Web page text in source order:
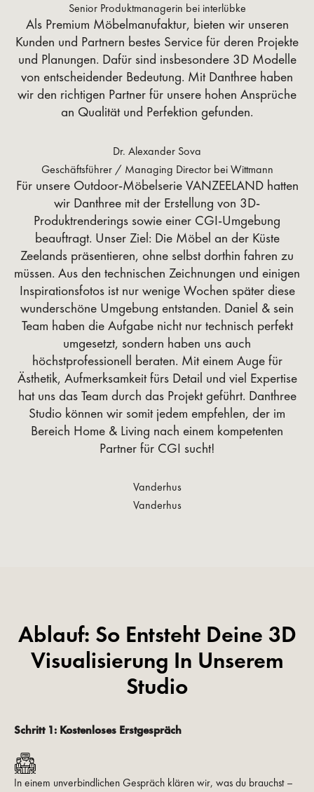
Senior Produktmanagerin bei interlübke
Als Premium Möbelmanufaktur, bieten wir unseren
Kunden und Partnern bestes Service für deren Projekte
und Planungen. Dafür sind insbesondere 3D Modelle
von entscheidender Bedeutung. Mit Danthree haben
wir den richtigen Partner für unsere hohen Ansprüche
an Qualität und Perfektion gefunden.
Dr. Alexander Sova
Geschäftsführer / Managing Director bei Wittmann
Für unsere Outdoor-Möbelserie VANZEELAND hatten
wir Danthree mit der Erstellung von 3D-
Produktrenderings sowie einer CGI-Umgebung
beauftragt. Unser Ziel: Die Möbel an der Küste
Zeelands präsentieren, ohne selbst dorthin fahren zu
müssen. Aus den technischen Zeichnungen und einigen
Inspirationsfotos ist nur wenige Wochen später diese
wunderschöne Umgebung entstanden. Daniel & sein
Team haben die Aufgabe nicht nur technisch perfekt
umgesetzt, sondern haben uns auch
höchstprofessionell beraten. Mit einem Auge für
Ästhetik, Aufmerksamkeit fürs Detail und viel Expertise
hat uns das Team durch das Projekt geführt. Danthree
Studio können wir somit jedem empfehlen, der im
Bereich Home & Living nach einem kompetenten
Partner für CGI sucht!
Vanderhus
Vanderhus
Ablauf: So Entsteht Deine 3D
Visualisierung In Unserem
Studio
Schritt 1: Kostenloses Erstgespräch
In einem unverbindlichen Gespräch klären wir, was du brauchst –